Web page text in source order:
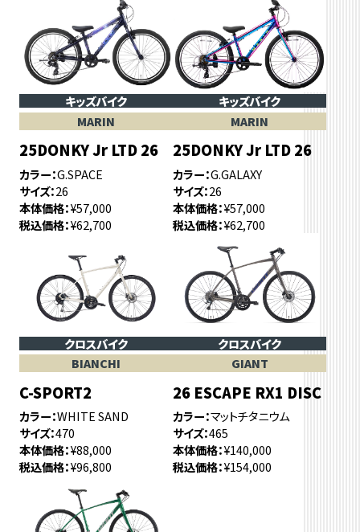
キッズバイク
MARIN
25DONKY Jr LTD 26
カラー G.SPACE
サイズ 26
本体価格 ¥57,000
税込価格 ¥62,700
キッズバイク
MARIN
25DONKY Jr LTD 26
カラー G.GALAXY
サイズ 26
本体価格 ¥57,000
税込価格 ¥62,700
クロスバイク
BIANCHI
C-SPORT2
カラー WHITE SAND
サイズ 470
本体価格 ¥88,000
税込価格 ¥96,800
クロスバイク
GIANT
26 ESCAPE RX1 DISC
カラー マットチタニウム
サイズ 465
本体価格 ¥140,000
税込価格 ¥154,000